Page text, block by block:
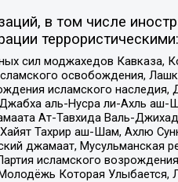
в том числе
террористическими:
сил моджахедов Кавказа,
освобождения,
исламского
аль-Нусра ли-Ахль
Ат-Тавхида Валь-
Тахрир аш-Шам, Ахлю
джамаат, Мусульманская
исламского
Которая Улыбается,